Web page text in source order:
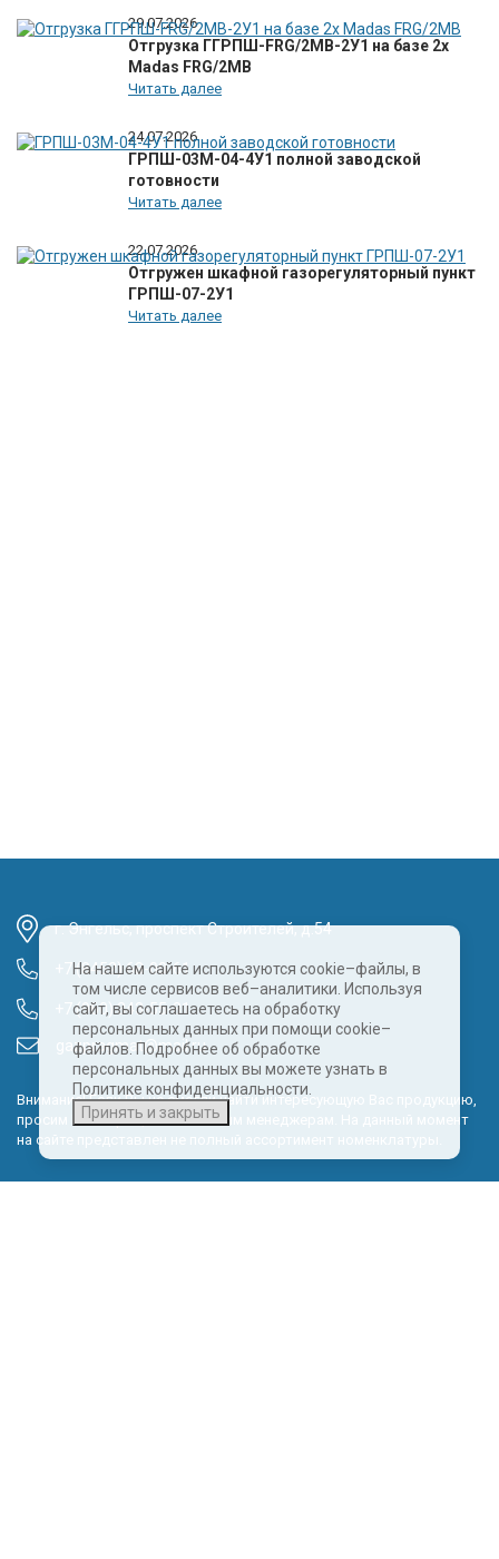
На нашем сайте используются cookie–файлы, в
том числе сервисов веб–аналитики. Используя
сайт, вы соглашаетесь на обработку
персональных данных при помощи cookie–
файлов. Подробнее об обработке
персональных данных вы можете узнать в
Политике конфиденциальности.
Принять и закрыть
29.07.2026
Отгрузка ГГРПШ-FRG/2MB-2У1 на базе 2х
Madas FRG/2MB
Читать далее
24.07.2026
ГРПШ-03М-04-4У1 полной заводской
готовности
Читать далее
22.07.2026
Отгружен шкафной газорегуляторный пункт
ГРПШ-07-2У1
Читать далее
г. Энгельс, проспект Строителей, д.54
+7 (8452) 68-00-61
+7 (960) 343-55-81
gazpragmat@mail.ru
Внимание! Если Вы не смогли найти интересующую Вас продукцию,
просим Вас обращаться к нашим менеджерам. На данный момент
на сайте представлен не полный ассортимент номенклатуры.